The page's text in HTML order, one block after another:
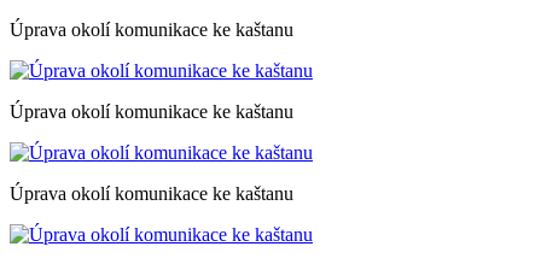
Úprava okolí komunikace ke kaštanu
Úprava okolí komunikace ke kaštanu
Úprava okolí komunikace ke kaštanu